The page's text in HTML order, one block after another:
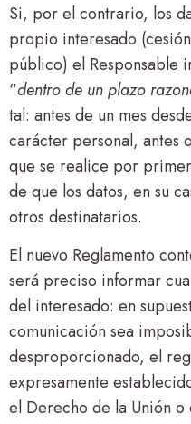
Si, por el contrario, los
propio interesado
público) el Responsable
“dentro de un plazo
tal: antes de un mes
carácter personal, antes
que se realice por
de que los datos, en su
otros destinatarios.
El nuevo Reglamento
será preciso informar
del interesado: en
comunicación sea
desproporcionado, el
expresamente
el Derecho de la Unión o